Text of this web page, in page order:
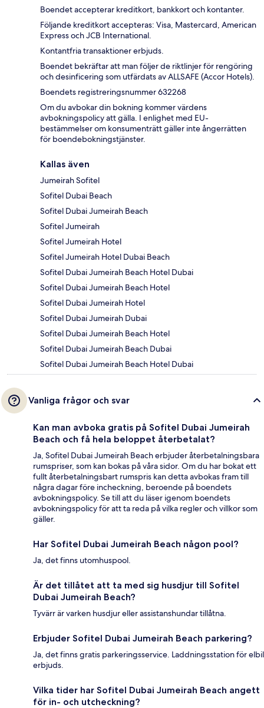
Boendet accepterar kreditkort, bankkort och kontanter.
Följande kreditkort accepteras: Visa, Mastercard, American
Express och JCB International.
Kontantfria transaktioner erbjuds.
Boendet bekräftar att man följer de riktlinjer för rengöring
och desinficering som utfärdats av ALLSAFE (Accor Hotels).
Boendets registreringsnummer 632268
Om du avbokar din bokning kommer värdens
avbokningspolicy att gälla. I enlighet med EU-
bestämmelser om konsumenträtt gäller inte ångerrätten
för boendebokningstjänster.
Kallas även
Jumeirah Sofitel
Sofitel Dubai Beach
Sofitel Dubai Jumeirah Beach
Sofitel Jumeirah
Sofitel Jumeirah Hotel
Sofitel Jumeirah Hotel Dubai Beach
Sofitel Dubai Jumeirah Beach Hotel Dubai
Sofitel Dubai Jumeirah Beach Hotel
Sofitel Dubai Jumeirah Hotel
Sofitel Dubai Jumeirah Dubai
Sofitel Dubai Jumeirah Beach Hotel
Sofitel Dubai Jumeirah Beach Dubai
Sofitel Dubai Jumeirah Beach Hotel Dubai
Vanliga frågor och svar
Kan man avboka gratis på Sofitel Dubai Jumeirah
Beach och få hela beloppet återbetalat?
Ja, Sofitel Dubai Jumeirah Beach erbjuder återbetalningsbara
rumspriser, som kan bokas på våra sidor. Om du har bokat ett
fullt återbetalningsbart rumspris kan detta avbokas fram till
några dagar före incheckning, beroende på boendets
avbokningspolicy. Se till att du läser igenom boendets
avbokningspolicy för att ta reda på vilka regler och villkor som
gäller.
Har Sofitel Dubai Jumeirah Beach någon pool?
Ja, det finns utomhuspool.
Är det tillåtet att ta med sig husdjur till Sofitel
Dubai Jumeirah Beach?
Tyvärr är varken husdjur eller assistanshundar tillåtna.
Erbjuder Sofitel Dubai Jumeirah Beach parkering?
Ja, det finns gratis parkeringsservice. Laddningsstation för elbil
erbjuds.
Vilka tider har Sofitel Dubai Jumeirah Beach angett
för in- och utcheckning?